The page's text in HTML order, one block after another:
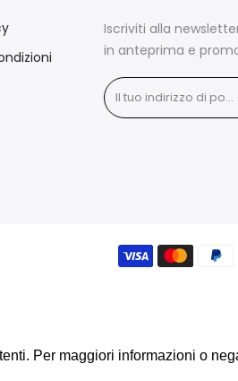
Per maggiori informazioni o
Per maggiori informazioni o
Iscriviti alla
in anteprima e